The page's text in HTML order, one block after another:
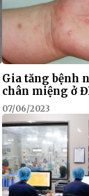
Gia tăng bệnh
chân miệng ở
07/06/2023